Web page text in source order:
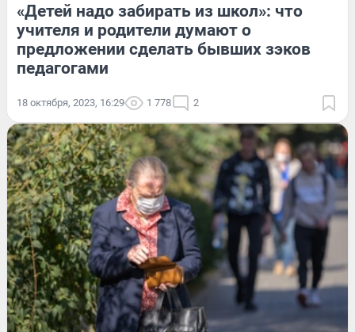
«Детей надо забирать из школ»: что
учителя и родители думают о
предложении сделать бывших зэков
педагогами
18 октября, 2023, 16:29 1 778 2